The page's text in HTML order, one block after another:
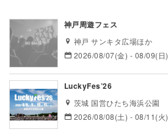
神戸周遊フェス
神戸 サンキタ広場ほか
2026/08/07(金) - 08/09(日)
LuckyFes’26
茨城 国営ひたち海浜公園
2026/08/08(土) - 08/11(火)